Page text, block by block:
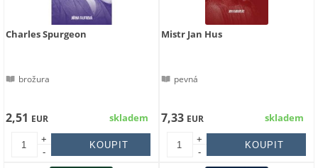
Charles Spurgeon
brožura
skladem
+
-
2,51 EUR
Mistr Jan Hus
pevná
skladem
+
-
7,33 EUR